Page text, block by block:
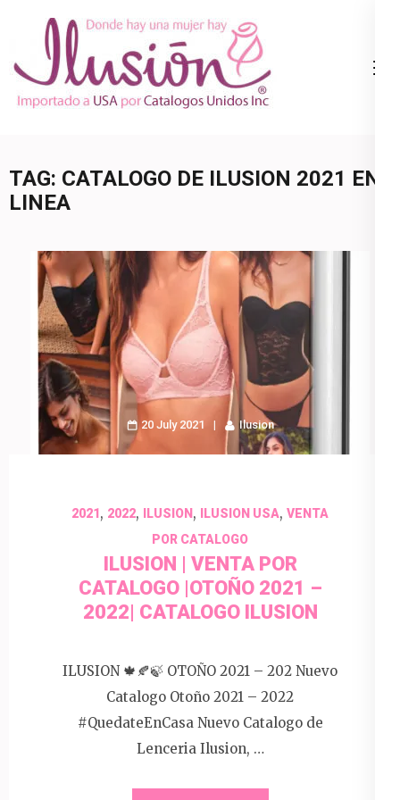
content
(Press
Ropa Interior
800.825.9452
TAG: CATALOGO DE ILUSION 2021 EN
LINEA
20 July 2021 Ilusion
2021, 2022, ILUSION , ILUSION USA, VENTA
POR CATALOGO
ILUSION | VENTA POR
CATALOGO |OTOÑO 2021 –
2022| CATALOGO ILUSION
ILUSION 🍁🍂🍃 OTOÑO 2021 – 202 Nuevo
Catalogo Otoño 2021 – 2022
#QuedateEnCasa Nuevo Catalogo de
Lenceria Ilusion, …